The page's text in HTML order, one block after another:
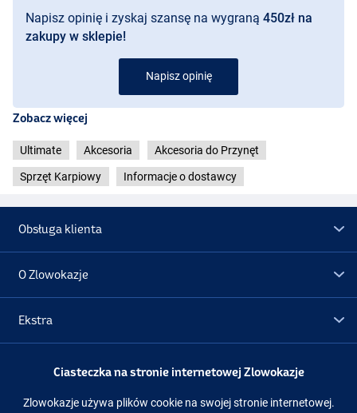
Napisz opinię i zyskaj szansę na wygraną 450zł na
zakupy w sklepie!
Napisz opinię
Zobacz więcej
Ultimate Akcesoria Akcesoria do Przynęt
Sprzęt Karpiowy Informacje o dostawcy
Obsługa klienta
O Zlowokazje
Ekstra
PromocjeCiasteczka na stronie internetowej Zlowokazje
Zlowokazje używa plików cookie na swojej stronie internetowej.